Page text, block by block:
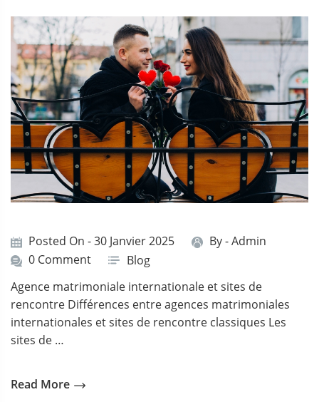
Posted On - 30 Janvier 2025 By -Admin
0 Comment
Blog
Agence matrimoniale internationale et sites de
rencontre Différences entre agences matrimoniales
internationales et sites de rencontre classiques Les
sites de …
Read More